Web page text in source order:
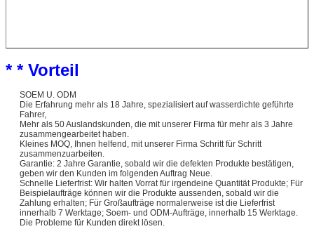
* * Vorteil
SOEM U. ODM
Die Erfahrung mehr als 18 Jahre, spezialisiert auf wasserdichte geführte
Fahrer,
Mehr als 50 Auslandskunden, die mit unserer Firma für mehr als 3 Jahre
zusammengearbeitet haben.
Kleines MOQ, Ihnen helfend, mit unserer Firma Schritt für Schritt
zusammenzuarbeiten.
Garantie: 2 Jahre Garantie, sobald wir die defekten Produkte bestätigen,
geben wir den Kunden im folgenden Auftrag Neue.
Schnelle Lieferfrist: Wir halten Vorrat für irgendeine Quantität Produkte; Für
Beispielaufträge können wir die Produkte aussenden, sobald wir die
Zahlung erhalten; Für Großaufträge normalerweise ist die Lieferfrist
innerhalb 7 Werktage; Soem- und ODM-Aufträge, innerhalb 15 Werktage.
Die Probleme für Kunden direkt lösen.